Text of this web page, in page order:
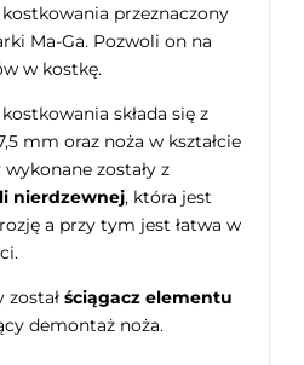
przeznaczony
Ma-Ga. Pozwoli on na
w kostkę.
składa się z
mm oraz noża w kształcie
zostały z
nierdzewnej, która jest
a przy tym jest łatwa w
został ściągacz elementu
demontaż noża.